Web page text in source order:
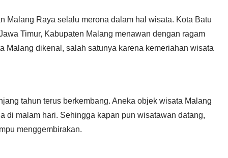
Malang Raya selalu merona dalam hal wisata. Kota Batu
Timur, Kabupaten Malang menawan dengan ragam
Malang dikenal, salah satunya karena kemeriahan wisata
tahun terus berkembang. Aneka objek wisata Malang
di malam hari. Sehingga kapan pun wisatawan datang,
menggembirakan.